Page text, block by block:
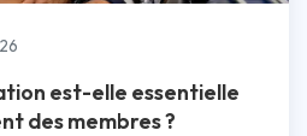
est-elle essentielle
des membres ?